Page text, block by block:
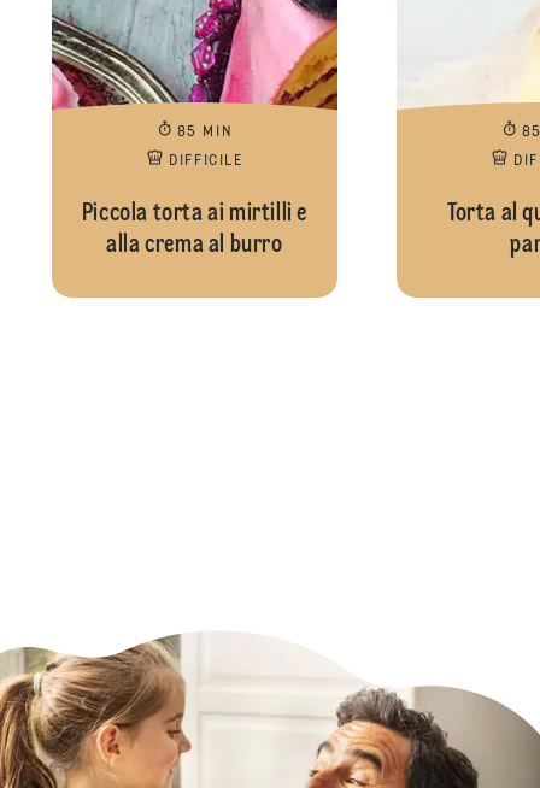
85 MIN
DIFFICILE
Piccola torta ai mirtilli e
alla crema al burro
Torta al